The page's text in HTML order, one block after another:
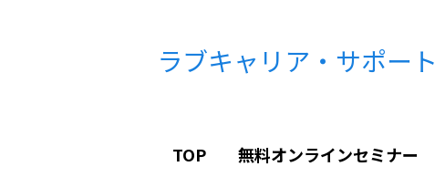
ラブキャリア・サポート
TOP 無料オンラインセミナー